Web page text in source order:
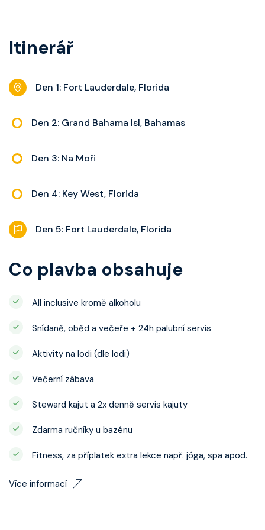
kajuty.
nastavitelnou klimatizaci,
noční stolky, trezor a balkon s
výhledem, velikost kajuty a balkonu
Itinerář
Den 1: Fort Lauderdale, Florida
Den 2: Grand Bahama Isl, Bahamas
Den 3: Na Moři
Den 4: Key West, Florida
Den 5: Fort Lauderdale, Florida
Co plavba obsahuje
All inclusive kromě alkoholu
Snídaně, oběd a večeře + 24h palubní servis
Aktivity na lodi (dle lodi)
Večerní zábava
Steward kajut a 2x denně servis kajuty
Zdarma ručníky u bazénu
Fitness, za příplatek extra lekce např. jóga, spa apod.
Více informací